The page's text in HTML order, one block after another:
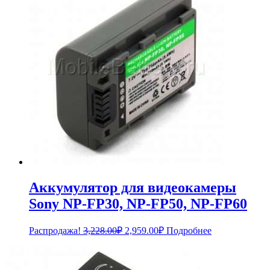
Аккумулятор для видеокамеры
Sony NP-FP30, NP-FP50, NP-FP60
Распродажа! 3,228.00₽ Первоначальная
3,228.00₽.
2,959.00₽Текущая
Подробнее